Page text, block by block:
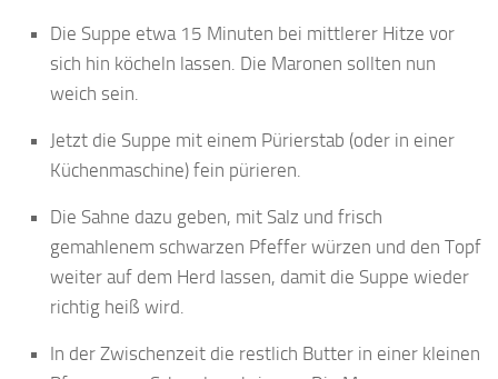
Die Suppe etwa 15 Minuten bei mittlerer Hitze vor
sich hin köcheln lassen. Die Maronen sollten nun
weich sein.
Jetzt die Suppe mit einem Pürierstab (oder in einer
Küchenmaschine) fein pürieren.
Die Sahne dazu geben, mit Salz und frisch
gemahlenem schwarzen Pfeffer würzen und den Topf
weiter auf dem Herd lassen, damit die Suppe wieder
richtig heiß wird.
In der Zwischenzeit die restlich Butter in einer kleinen